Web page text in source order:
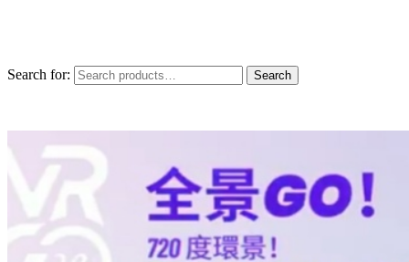
Search for: Search